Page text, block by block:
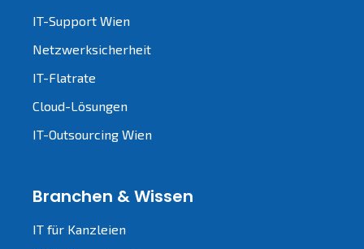
IT-Support Wien
Netzwerksicherheit
IT-Flatrate
Cloud-Lösungen
IT-Outsourcing Wien
Branchen & Wissen
IT für Kanzleien